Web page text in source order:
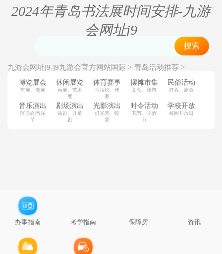
2024年青岛书法展时间安排-九游
会网址j9
搜索
九游会网址j9-j9九游会官方网站国际 > 青岛活动推荐 >
青岛休闲展览 >青岛书法展
博览展会
车展、漫展
休闲展览
画展、艺术
展
体育赛事
马拉松、球
赛
摆摊市集
文创、夜市
民俗活动
灯会、庙会
音乐演出
演唱会|音乐
节
剧场演出
话剧、儿童
剧
光影演出
灯光秀、喷
泉
时令活动
花节、啤酒
节
学校开放
校园开放日
办事指南 考学指南 保障房 资讯